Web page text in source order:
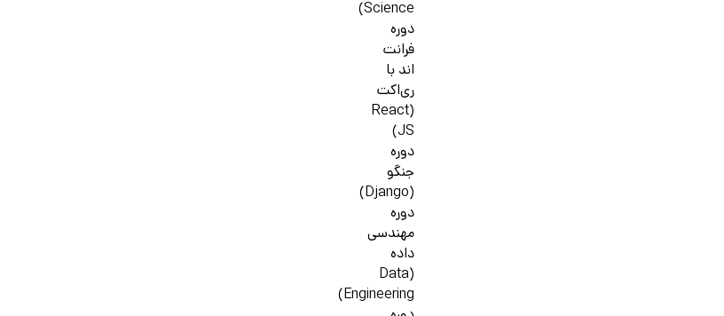
Science)
دوره
فرانت
اند با
ری‌اکت
(React
JS)
دوره
جنگو
(Django)
دوره
مهندسی
داده
(Data
Engineering)